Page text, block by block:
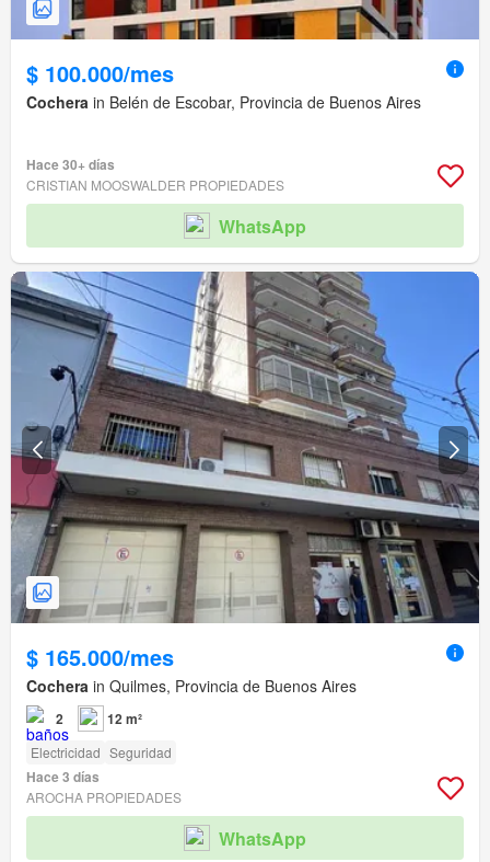
$ 100.000/mes
Cochera in Belén de Escobar, Provincia de Buenos Aires
Hace 30+ días
CRISTIAN MOOSWALDER PROPIEDADES
WhatsApp
$ 165.000/mes
Cochera in Quilmes, Provincia de Buenos Aires
2 12 m²
Electricidad Seguridad
Hace 3 días
AROCHA PROPIEDADES
WhatsApp